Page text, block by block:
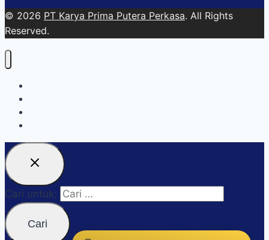
© 2026 PT Karya Prima Putera Perkasa. All Rights
Reserved.
Cari untuk: